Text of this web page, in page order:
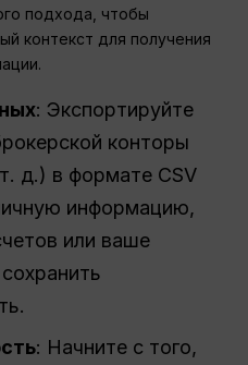
подхода, чтобы
контекст для получения
: Экспортируйте
конторы
д.) в формате CSV
информацию,
или ваше
: Начните с того,